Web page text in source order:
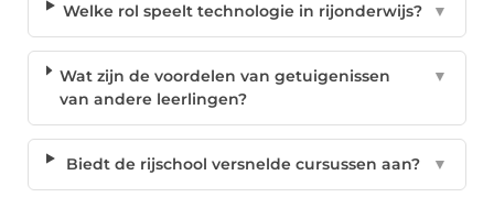
Welke rol speelt technologie in rijonderwijs? ▼
Wat zijn de voordelen van getuigenissen
van andere leerlingen?
▼
Biedt de rijschool versnelde cursussen aan? ▼